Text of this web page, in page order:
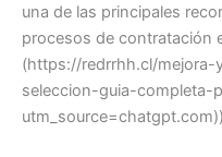
una de las principales
procesos de contratación
(https://redrrhh.cl/
seleccion-guia-completa-
utm_source=chatgpt.com))